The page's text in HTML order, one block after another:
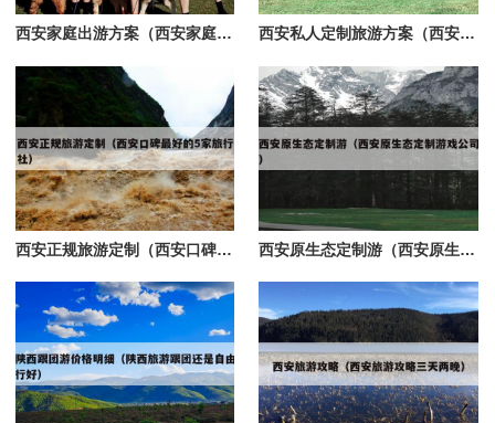
西安家庭出游方案（西安家庭出游旅行文案） 西安私人定制旅游方案（西安旅游私家团）
西安正规旅游定制（西安口碑最好的5家旅行社） 西安原生态定制游（西安原生态定制游戏公司）